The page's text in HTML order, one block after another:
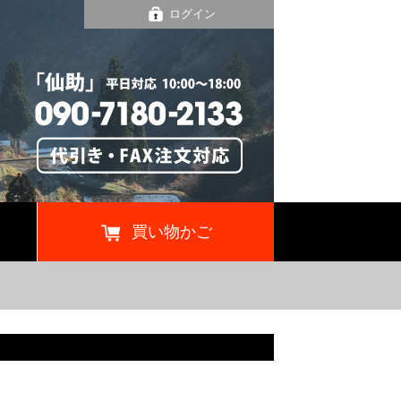
ログイン
買い物かご